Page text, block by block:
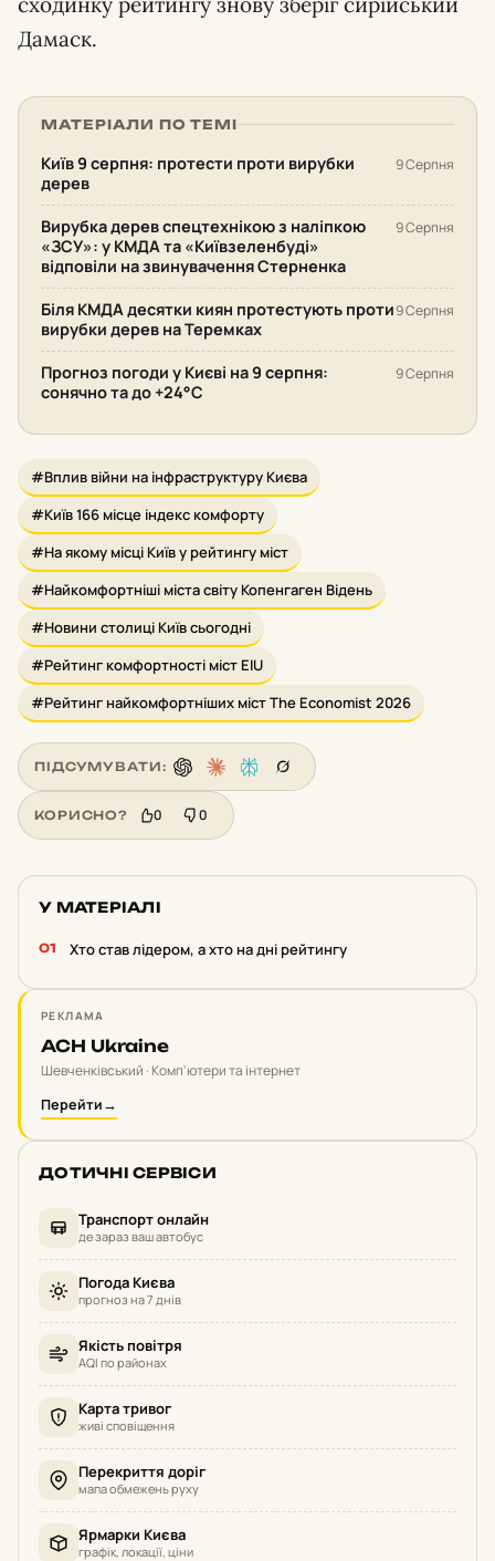
Дамаск.
МАТЕРІАЛИ ПО ТЕМІ
Київ 9 серпня: протести проти вирубки
дерев
9 Серпня
Вирубка дерев спецтехнікою з наліпкою
«ЗСУ»: у КМДА та «Київзеленбуді»
відповіли на звинувачення Стерненка
9 Серпня
Біля КМДА десятки киян протестують проти
вирубки дерев на Теремках
9 Серпня
Прогноз погоди у Києві на 9 серпня:
сонячно та до +24°С
9 Серпня
#Вплив війни на інфраструктуру Києва
#Київ 166 місце індекс комфорту
#На якому місці Київ у рейтингу міст
#Найкомфортніші міста світу Копенгаген Відень
#Новини столиці Київ сьогодні
#Рейтинг комфортності міст EIU
#Рейтинг найкомфортніших міст The Economist 2026
ПІДСУМУВАТИ:
КОРИСНО? 0 0
У МАТЕРІАЛІ
Хто став лідером, а хто на дні рейтингу
РЕКЛАМА
ACH Ukraine
Шевченківський · Комп'ютери та інтернет
Перейти→
ДОТИЧНІ СЕРВІСИ
Транспорт онлайн
де зараз ваш автобус
Погода Києва
прогноз на 7 днів
Якість повітря
AQI по районах
Карта тривог
живі сповіщення
Перекриття доріг
мапа обмежень руху
Ярмарки Києва
графік, локації, ціни